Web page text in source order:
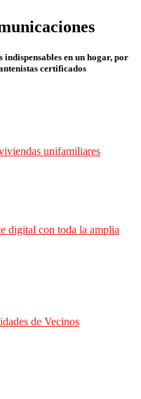
indispensables en un hogar, por
certificados
unifamiliares
digital con toda la amplia
de Vecinos